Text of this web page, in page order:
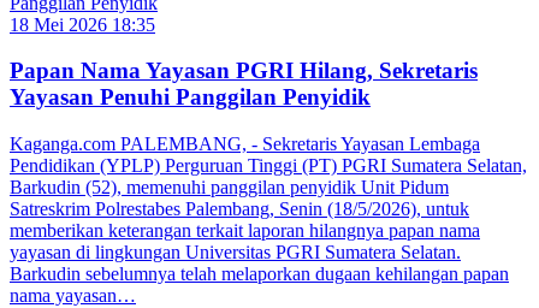
18 Mei 2026 18:35
Papan Nama Yayasan PGRI Hilang, Sekretaris
Yayasan Penuhi Panggilan Penyidik
Kaganga.com PALEMBANG, - Sekretaris Yayasan Lembaga
Pendidikan (YPLP) Perguruan Tinggi (PT) PGRI Sumatera Selatan,
Barkudin (52), memenuhi panggilan penyidik Unit Pidum
Satreskrim Polrestabes Palembang, Senin (18/5/2026), untuk
memberikan keterangan terkait laporan hilangnya papan nama
yayasan di lingkungan Universitas PGRI Sumatera Selatan.
Barkudin sebelumnya telah melaporkan dugaan kehilangan papan
nama yayasan…